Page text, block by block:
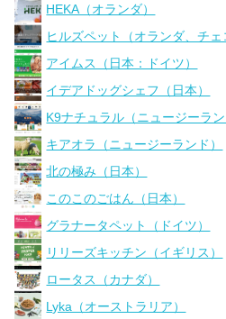
HEKA（オランダ）
ヒルズペット（オランダ、チェ
アイムス（日本：ドイツ）
イデアドッグシェフ（日本）
K9ナチュラル（ニュージーラン
キアオラ（ニュージーランド）
北の極み（日本）
このこのごはん（日本）
グラナータペット（ドイツ）
リリーズキッチン（イギリス）
ロータス（カナダ）
Lyka（オーストラリア）